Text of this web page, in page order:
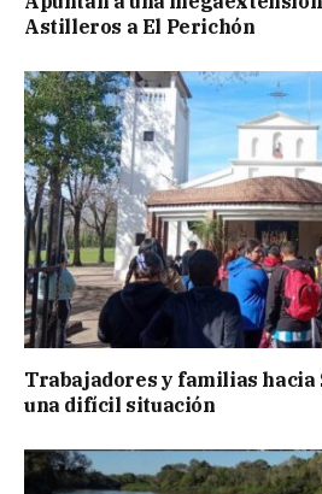
Astilleros a El Perichón
Trabajadores y familias hacia
una difícil situación